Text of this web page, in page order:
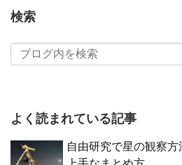
検索
よく読まれている記事
自由研究で星の観察